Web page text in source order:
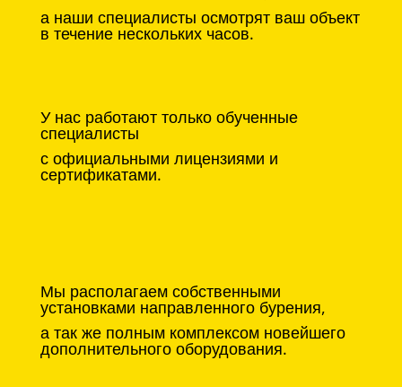
а наши специалисты осмотрят ваш объект
в течение нескольких часов.
У нас работают только обученные
специалисты
с официальными лицензиями и
сертификатами.
Мы располагаем собственными
установками направленного бурения,
а так же полным комплексом новейшего
дополнительного оборудования.